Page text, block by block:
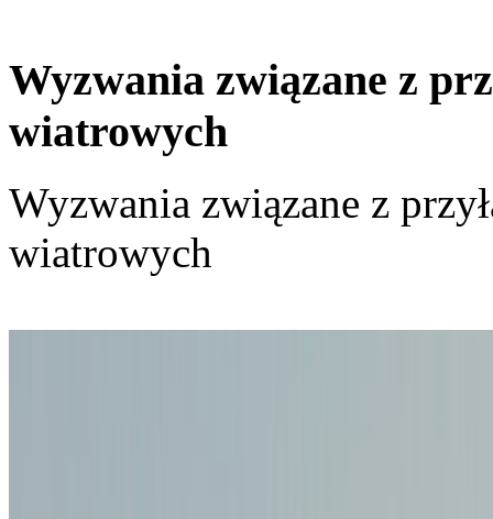
Wyzwania związane z
wiatrowych
Wyzwania związane z
wiatrowych